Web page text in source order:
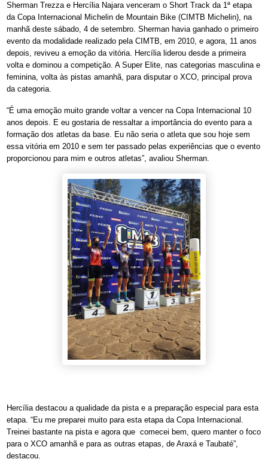
Sherman Trezza e Hercília Najara venceram o Short Track da 1ª etapa
da Copa Internacional Michelin de Mountain Bike (CIMTB Michelin), na
manhã deste sábado, 4 de setembro. Sherman havia ganhado o primeiro
evento da modalidade realizado pela CIMTB, em 2010, e agora, 11 anos
depois, reviveu a emoção da vitória. Hercília liderou desde a primeira
volta e dominou a competição. A Super Elite, nas categorias masculina e
feminina, volta às pistas amanhã, para disputar o XCO, principal prova
da categoria.
“É uma emoção muito grande voltar a vencer na Copa Internacional 10
anos depois. E eu gostaria de ressaltar a importância do evento para a
formação dos atletas da base. Eu não seria o atleta que sou hoje sem
essa vitória em 2010 e sem ter passado pelas experiências que o evento
proporcionou para mim e outros atletas”, avaliou Sherman.
Hercília destacou a qualidade da pista e a preparação especial para esta
etapa. “Eu me preparei muito para esta etapa da Copa Internacional.
Treinei bastante na pista e agora que comecei bem, quero manter o foco
para o XCO amanhã e para as outras etapas, de Araxá e Taubaté”,
destacou.